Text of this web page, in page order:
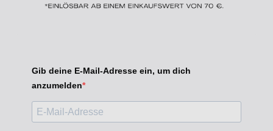
Gib deine E-Mail-Adresse ein, um dich
anzumelden